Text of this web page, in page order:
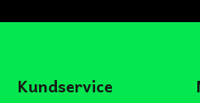
Kundservice